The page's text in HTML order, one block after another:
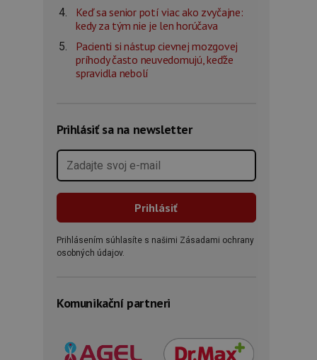
Keď sa senior potí viac ako zvyčajne:
kedy za tým nie je len horúčava
Pacienti si nástup cievnej mozgovej
príhody často neuvedomujú, keďže
spravidla nebolí
Prihlásiť sa na newsletter
Prihlásením súhlasíte s našimi Zásadami ochrany
osobných údajov.
Komunikační partneri